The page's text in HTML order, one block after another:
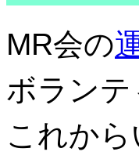
MR会の
ボラン
これか